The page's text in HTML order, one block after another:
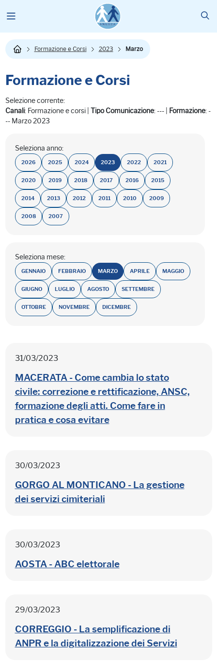
Formazione e Corsi 2023 Marzo
Formazione e Corsi
Selezione corrente:
Canali: Formazione e corsi | Tipo Comunicazione: --- | Formazione: -
-- Marzo 2023
Seleziona anno:
2026 2025 2024 2023 2022 2021
2020 2019 2018 2017 2016 2015
2014 2013 2012 2011 2010 2009
2008 2007
Seleziona mese:
GENNAIO FEBBRAIO MARZO APRILE MAGGIO
GIUGNO LUGLIO AGOSTO SETTEMBRE
OTTOBRE NOVEMBRE DICEMBRE
31/03/2023
MACERATA - Come cambia lo stato
civile: correzione e rettificazione, ANSC,
formazione degli atti. Come fare in
pratica e cosa evitare
30/03/2023
GORGO AL MONTICANO - La gestione
dei servizi cimiteriali
30/03/2023
AOSTA - ABC elettorale
29/03/2023
CORREGGIO - La semplificazione di
ANPR e la digitalizzazione dei Servizi